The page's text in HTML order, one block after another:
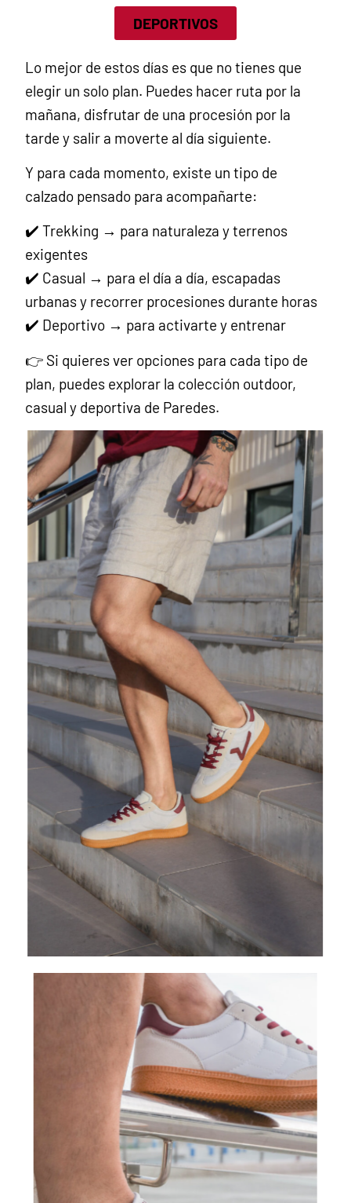
DEPORTIVOS
Lo mejor de estos días es que no tienes que
elegir un solo plan. Puedes hacer ruta por la
mañana, disfrutar de una procesión por la
tarde y salir a moverte al día siguiente.
Y para cada momento, existe un tipo de
calzado pensado para acompañarte:
✔️ Trekking → para naturaleza y terrenos
exigentes
✔️ Casual → para el día a día, escapadas
urbanas y recorrer procesiones durante horas
✔️ Deportivo → para activarte y entrenar
👉 Si quieres ver opciones para cada tipo de
plan, puedes explorar la colección outdoor,
casual y deportiva de Paredes.